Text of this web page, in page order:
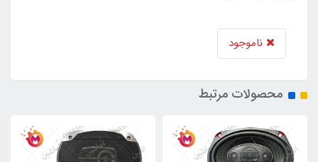
ناموجود
محصولات مرتبط